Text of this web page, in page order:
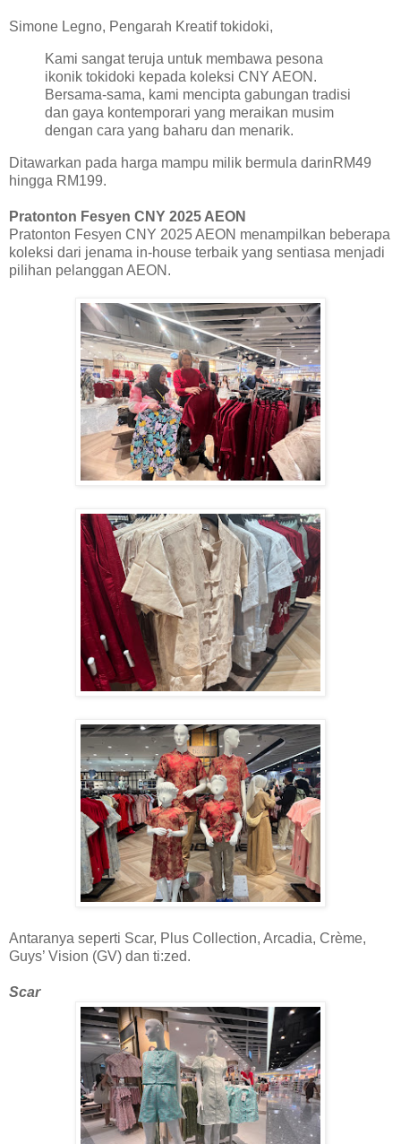
Simone Legno, Pengarah Kreatif tokidoki,
Kami sangat teruja untuk membawa pesona
ikonik tokidoki kepada koleksi CNY AEON.
Bersama-sama, kami mencipta gabungan tradisi
dan gaya kontemporari yang meraikan musim
dengan cara yang baharu dan menarik.
Ditawarkan pada harga mampu milik bermula darinRM49
hingga RM199.
Pratonton Fesyen CNY 2025 AEON
Pratonton Fesyen CNY 2025 AEON menampilkan beberapa
koleksi dari jenama in-house terbaik yang sentiasa menjadi
pilihan pelanggan AEON.
Antaranya seperti Scar, Plus Collection, Arcadia, Crème,
Guys’ Vision (GV) dan ti:zed.
Scar